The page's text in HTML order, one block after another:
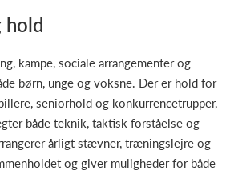
kampe, sociale arrangementer og
børn, unge og voksne. Der er hold for
seniorhold og konkurrencetrupper,
både teknik, taktisk forståelse og
årligt stævner, træningslejre og
og giver muligheder for både